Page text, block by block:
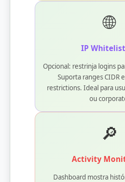
🌐
IP
Opcional: restrinja logins
Suporta ranges CIDR
restrictions. Ideal para
ou
🔎
Activity
Dashboard mostra